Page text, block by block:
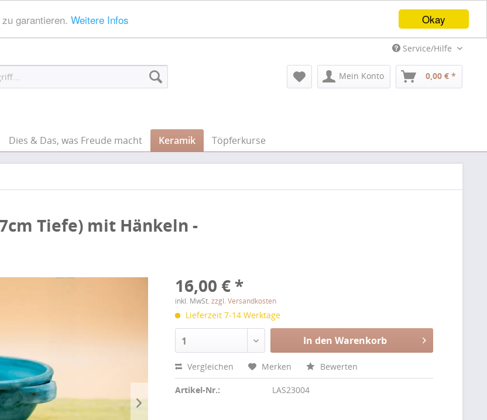
Okay
garantieren. Weitere Infos
Service/Hilfe
Mein Konto 0,00 € *
Dies & Das, was Freude macht Keramik Töpferkurse
Tiefe) mit Hänkeln -
16,00 € *
inkl. MwSt.zzgl. Versandkosten
Lieferzeit 7-14 Werktage
1 In den Warenkorb
Vergleichen Merken Bewerten
Artikel-Nr.: LAS23004